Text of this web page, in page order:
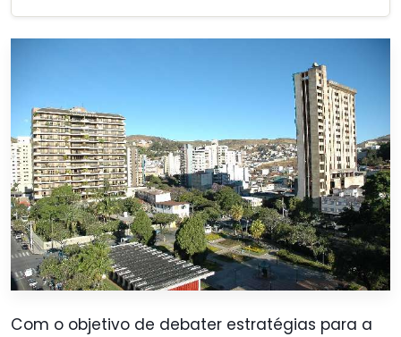
Com o objetivo de debater estratégias para a